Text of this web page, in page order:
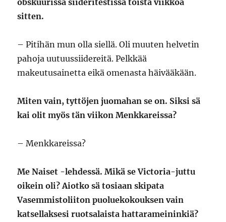
obskuurissa siideritestissä toista viikkoa
sitten.
– Pitihän mun olla siellä. Oli muuten helvetin
pahoja uutuussiidereitä. Pelkkää
makeutusainetta eikä omenasta häivääkään.
Miten vain, tyttöjen juomahan se on. Siksi sä
kai olit myös tän viikon Menkkareissa?
– Menkkareissa?
Me Naiset -lehdessä. Mikä se Victoria-juttu
oikein oli? Aiotko sä tosiaan skipata
Vasemmistoliiton puoluekokouksen vain
katsellaksesi ruotsalaista hattarameininkiä?